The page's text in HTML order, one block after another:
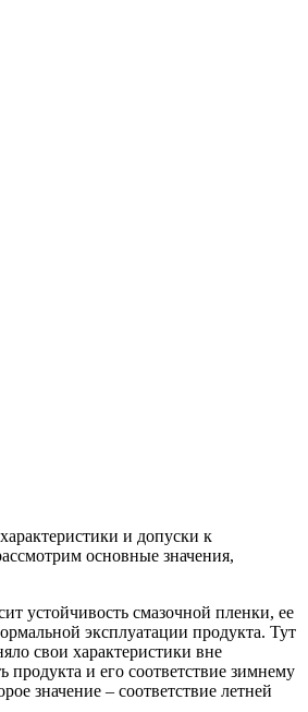
и допуски к
основные значения,
устойчивость смазочной пленки, ее
эксплуатации продукта. Тут
свои характеристики вне
и его соответствие зимнему
значение – соответствие летней